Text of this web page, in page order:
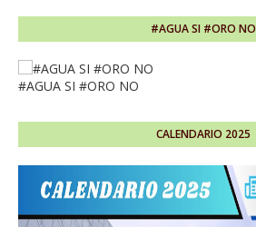
#AGUA SI #ORO NO
#AGUA SI #ORO NO
CALENDARIO 2025